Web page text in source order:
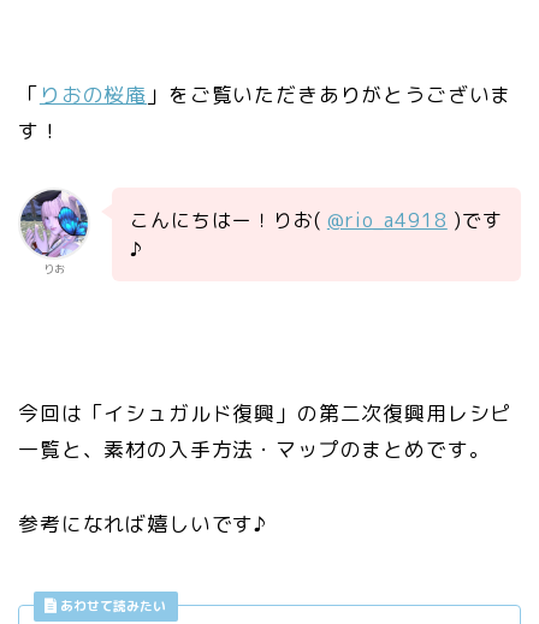
「 りおの桜庵 」をご覧いただきありがとうございま
す！
りお
こんにちはー！りお( @rio_a4918 )です
♪
今回は「イシュガルド復興」の第二次復興用レシピ
一覧と、素材の入手方法・マップのまとめです。
参考になれば嬉しいです♪